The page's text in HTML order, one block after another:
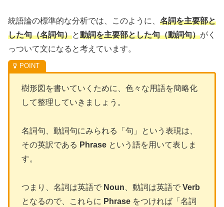
統語論の標準的な分析では、このように、 名詞を主要部と
した句（名詞句）と動詞を主要部とした句（動詞句）がく
っついて文になると考えています。
樹形図を書いていくために、色々な用語を簡略化
して整理していきましょう。
名詞句、動詞句にみられる「句」という表現は、
その英訳である Phrase という語を用いて表しま
す。
つまり、名詞は英語で Noun 、動詞は英語で Verb
となるので、これらに Phrase をつければ「名詞